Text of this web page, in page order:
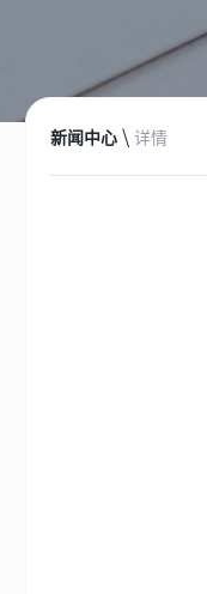
新闻中心 \ 详情